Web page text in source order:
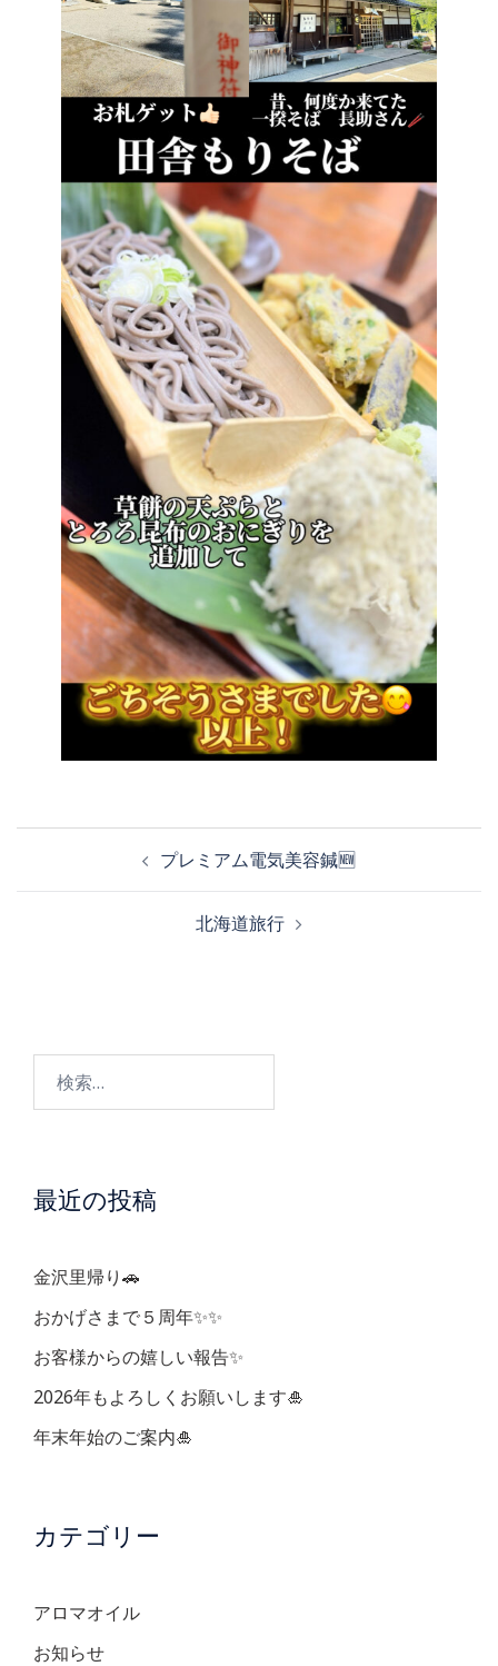
ゲ
シ
ョ
ン
プレミアム電気美容鍼🆕
北海道旅行
最近の投稿
金沢里帰り🚗
おかげさまで５周年✨✨
お客様からの嬉しい報告✨
2026年もよろしくお願いします🎍
年末年始のご案内🎍
カテゴリー
アロマオイル
お知らせ